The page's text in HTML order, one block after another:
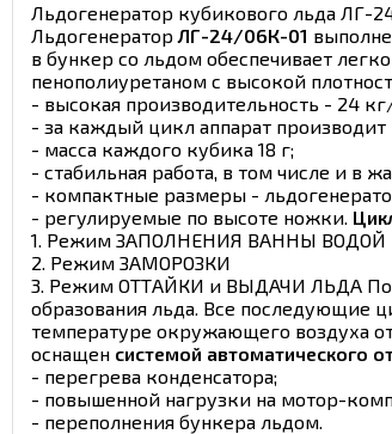
Льдогенератор кубикового льда ЛГ-
Льдогенератор ЛГ-24/06К-01
в бункер со льдом обеспечивает
пенополиуретаном с высокой
- высокая производительность - 24
- за каждый цикл аппарат
- масса каждого кубика 18 г;
- стабильная работа, в том числе и в
- компактные размеры -
- регулируемые по высоте ножки.
1. Режим ЗАПОЛНЕНИЯ ВАННЫ ВОДОЙ
2. Режим ЗАМОРОЗКИ
3. Режим ОТТАЙКИ и ВЫДАЧИ ЛЬДА
образования льда. Все последующие
температуре окружающего воздуха
оснащен системой автоматического
- перегрева конденсатора;
- повышенной нагрузки на мотор-
- переполнения бункера льдом.